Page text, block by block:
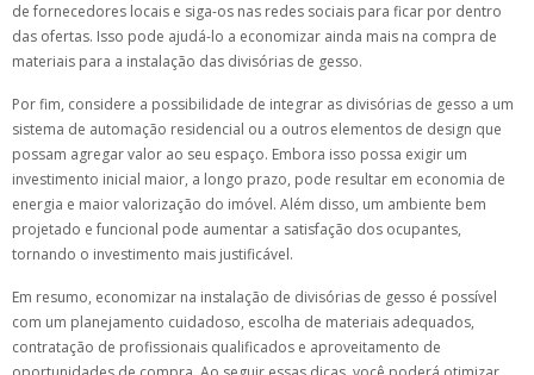
de fornecedores locais e siga-os nas redes sociais para ficar por dentro
das ofertas. Isso pode ajudá-lo a economizar ainda mais na compra de
materiais para a instalação das divisórias de gesso.
Por fim, considere a possibilidade de integrar as divisórias de gesso a um
sistema de automação residencial ou a outros elementos de design que
possam agregar valor ao seu espaço. Embora isso possa exigir um
investimento inicial maior, a longo prazo, pode resultar em economia de
energia e maior valorização do imóvel. Além disso, um ambiente bem
projetado e funcional pode aumentar a satisfação dos ocupantes,
tornando o investimento mais justificável.
Em resumo, economizar na instalação de divisórias de gesso é possível
com um planejamento cuidadoso, escolha de materiais adequados,
contratação de profissionais qualificados e aproveitamento de